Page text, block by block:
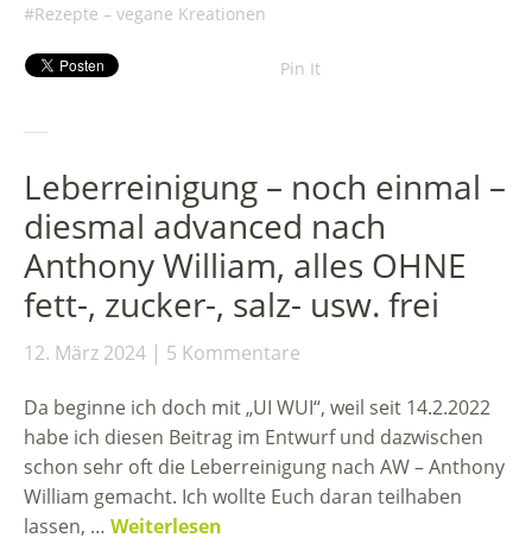
Rezepte – vegane Kreationen
Pin It
Leberreinigung – noch einmal –
diesmal advanced nach
Anthony William, alles OHNE
fett-, zucker-, salz- usw. frei
12. März 2024 5 Kommentare
Da beginne ich doch mit „UI WUI“, weil seit 14.2.2022
habe ich diesen Beitrag im Entwurf und dazwischen
schon sehr oft die Leberreinigung nach AW – Anthony
William gemacht. Ich wollte Euch daran teilhaben
lassen, … Weiterlesen